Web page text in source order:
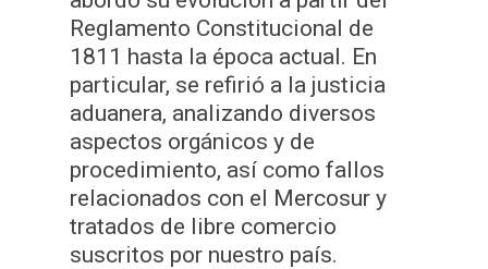
Reglamento Constitucional de
1811 hasta la época actual. En
particular, se refirió a la justicia
aduanera, analizando diversos
aspectos orgánicos y de
procedimiento, así como fallos
relacionados con el Mercosur y
tratados de libre comercio
suscritos por nuestro país.